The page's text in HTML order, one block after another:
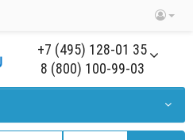
+7 (495) 128-01 35
8 (800) 100-99-03